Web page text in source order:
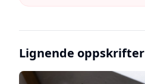
Lignende oppskrifter